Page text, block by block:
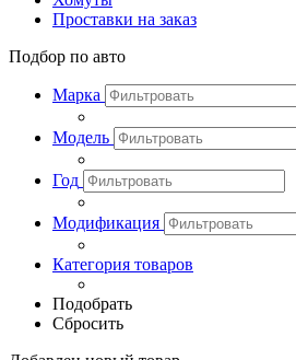
Проставки на заказ
Подбор по авто
Марка
Модель
Год
Модификация
Категория товаров
Подобрать
Сбросить